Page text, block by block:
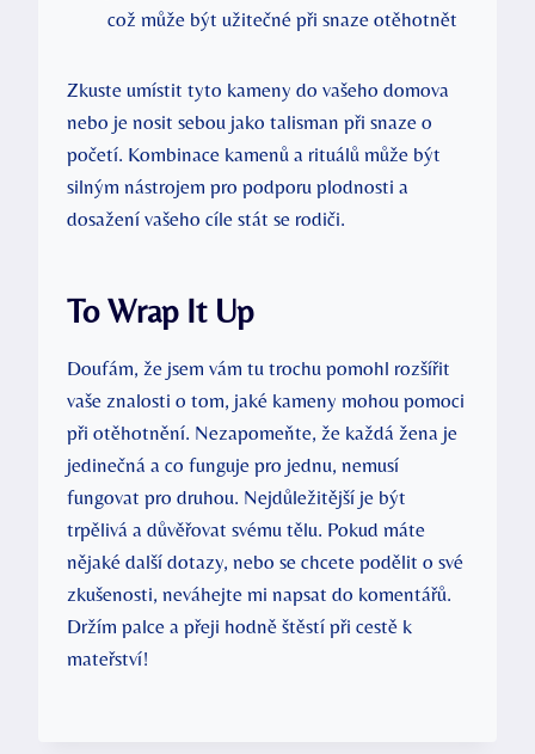
což může být užitečné při snaze otěhotnět
Zkuste umístit tyto kameny do vašeho domova
nebo je nosit sebou jako talisman při snaze o
početí. Kombinace kamenů a rituálů může být
silným nástrojem pro podporu plodnosti a
dosažení vašeho cíle stát se rodiči.
To Wrap It Up
Doufám, že jsem vám tu trochu pomohl rozšířit
vaše znalosti o tom, jaké kameny mohou pomoci
při otěhotnění. Nezapomeňte, že každá žena je
jedinečná a co funguje pro jednu, nemusí
fungovat pro druhou. Nejdůležitější je být
trpělivá a důvěřovat svému tělu. Pokud máte
nějaké další dotazy, nebo se chcete podělit o své
zkušenosti, neváhejte mi napsat do komentářů.
Držím palce a přeji hodně štěstí při cestě k
mateřství!